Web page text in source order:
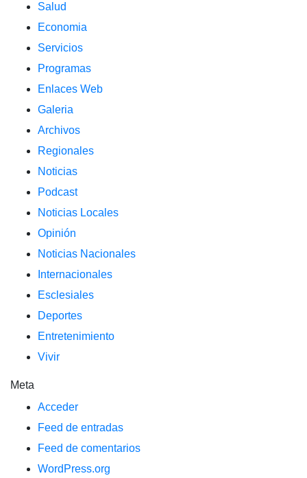
Salud
Economia
Servicios
Programas
Enlaces Web
Galeria
Archivos
Regionales
Noticias
Podcast
Noticias Locales
Opinión
Noticias Nacionales
Internacionales
Esclesiales
Deportes
Entretenimiento
Vivir
Meta
Acceder
Feed de entradas
Feed de comentarios
WordPress.org